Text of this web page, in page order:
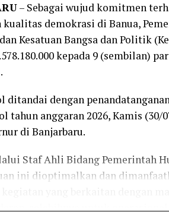
– Sebagai wujud komitmen
demokrasi di Banua,
Kesatuan Bangsa dan Politik
kepada 9 (sembilan)
ditandai dengan
tahun anggaran 2026, Kamis (30/
di Banjarbaru.
Staf Ahli Bidang Pemerintah
ini dioptimalkan dan
selebihnya untuk operasional